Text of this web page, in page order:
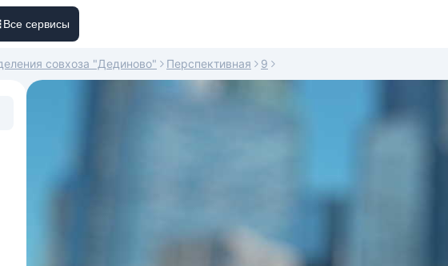
Все сервисы
совхоза "Дединово" Перспективная 9